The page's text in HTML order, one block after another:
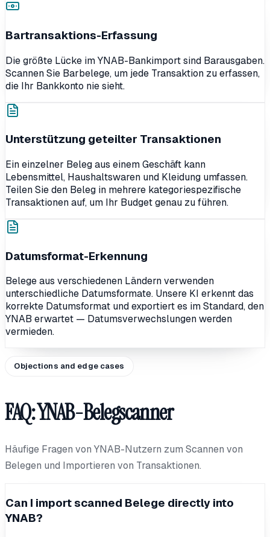
Bartransaktions-Erfassung
Die größte Lücke im YNAB-Bankimport sind Barausgaben.
Scannen Sie Barbelege, um jede Transaktion zu erfassen,
die Ihr Bankkonto nie sieht.
Unterstützung geteilter Transaktionen
Ein einzelner Beleg aus einem Geschäft kann
Lebensmittel, Haushaltswaren und Kleidung umfassen.
Teilen Sie den Beleg in mehrere kategoriespezifische
Transaktionen auf, um Ihr Budget genau zu führen.
Datumsformat-Erkennung
Belege aus verschiedenen Ländern verwenden
unterschiedliche Datumsformate. Unsere KI erkennt das
korrekte Datumsformat und exportiert es im Standard, den
YNAB erwartet — Datumsverwechslungen werden
vermieden.
Objections and edge cases
FAQ: YNAB-Belegscanner
Häufige Fragen von YNAB-Nutzern zum Scannen von
Belegen und Importieren von Transaktionen.
Can I import scanned Belege directly into
YNAB?